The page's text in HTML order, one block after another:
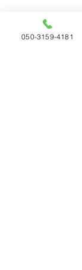
050-3159-4181